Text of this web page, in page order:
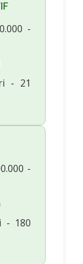
-
- 21
-
- 180